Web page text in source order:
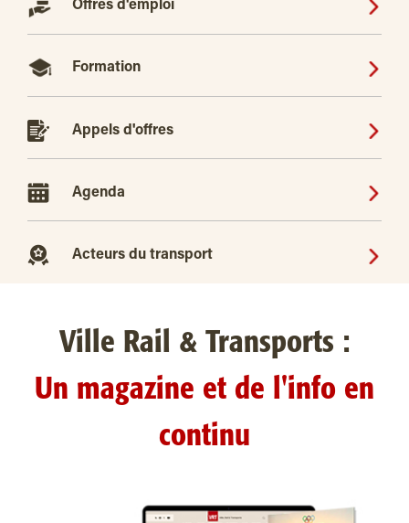
Offres d'emploi
Formation
Appels d'offres
Agenda
Acteurs du transport
Ville Rail & Transports :
Un magazine et de l'info en
continu